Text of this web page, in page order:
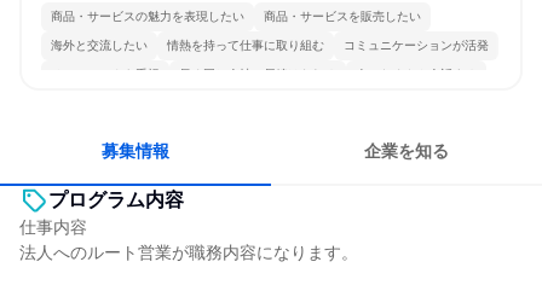
商品・サービスの魅力を表現したい 商品・サービスを販売したい
海外と交流したい 情熱を持って仕事に取り組む コミュニケーションが活発
チームワークを重視 長く同じ会社に居続けられる 人とたくさん会話する
募集情報 企業を知る
プログラム内容
仕事内容
法人へのルート営業が職務内容になります。